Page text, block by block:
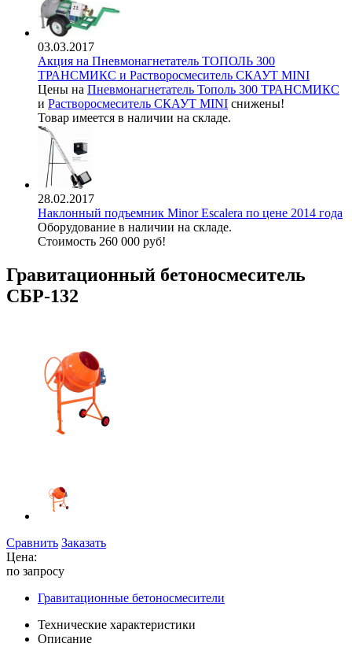
03.03.2017
Акция на Пневмонагнетатель ТОПОЛЬ 300
ТРАНСМИКС и Растворосмеситель СКАУТ MINI
Цены на Пневмонагнетатель Тополь 300 ТРАНСМИКС
и Растворосмеситель СКАУТ MINI снижены!
Товар имеется в наличии на складе.
28.02.2017
Наклонный подъемник Minor Escalera по цене 2014 года
Оборудование в наличии на складе.
Стоимость 260 000 руб!
Гравитационный бетоносмеситель
СБР-132
Сравнить Заказать
Цена:
по запросу
Гравитационные бетоносмесители
Технические характеристики
Описание